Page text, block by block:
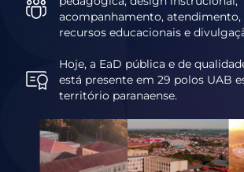
acompanhamento, atendimento,
recursos educacionais e
Hoje, a EaD pública e de
está presente em 29 polos UAB
território paranaense.